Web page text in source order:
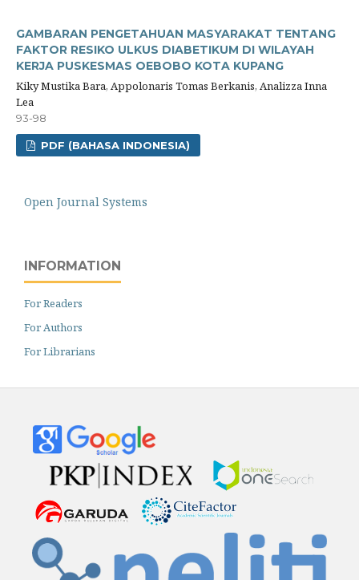
GAMBARAN PENGETAHUAN MASYARAKAT TENTANG
FAKTOR RESIKO ULKUS DIABETIKUM DI WILAYAH
KERJA PUSKESMAS OEBOBO KOTA KUPANG
Kiky Mustika Bara, Appolonaris Tomas Berkanis, Analizza Inna
Lea
93-98
PDF (BAHASA INDONESIA)
Open Journal Systems
INFORMATION
For Readers
For Authors
For Librarians